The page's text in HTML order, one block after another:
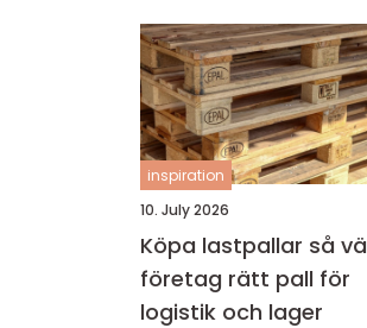
inspiration
10. July 2026
Köpa lastpallar så väljer
företag rätt pall för
logistik och lager